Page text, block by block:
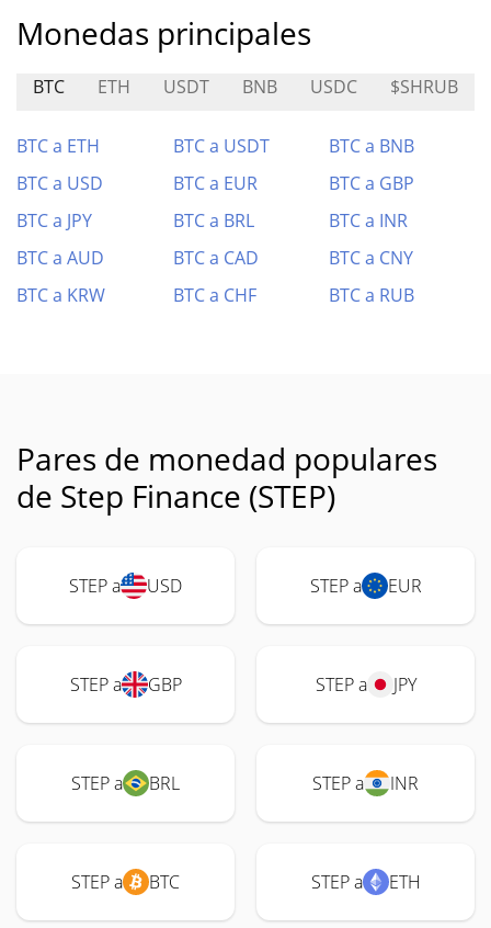
Monedas principales
BTC ETH USDT BNB USDC $SHRUB
BTC a ETH BTC a USDT
BTC a BNB
BTC a USD
BTC a EUR
BTC a GBP
BTC a JPY
BTC a BRL
BTC a INR
BTC a AUD
BTC a CAD
BTC a CNY
BTC a KRW
BTC a CHF BTC a RUB
Pares de monedad populares
de Step Finance (STEP)
STEP a USD STEP a EUR
STEP a GBP STEP a JPY
STEP a BRL STEP a INR
STEP a BTC STEP a ETH